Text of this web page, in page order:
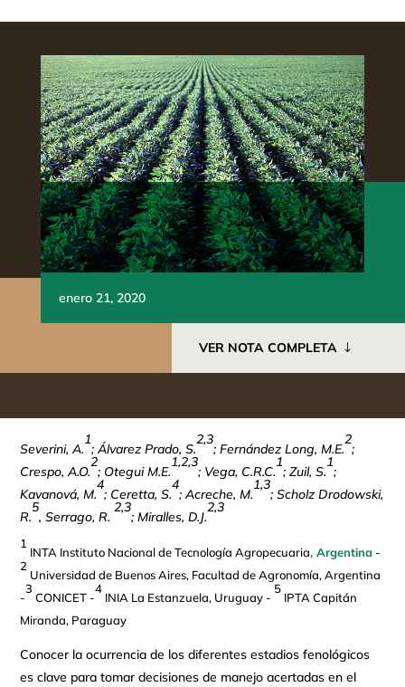
enero 21, 2020
VER NOTA COMPLETA
Severini, A.
1
; Álvarez Prado, S.
2,3
; Fernández Long, M.E.
2
;
Crespo, A.O.
2
; Otegui M.E.
1,2,3
; Vega, C.R.C.
1
; Zuil, S.
1
;
Kavanová, M.
4
; Ceretta, S.
4
; Acreche, M.
1,3
; Scholz Drodowski,
R.
5
, Serrago, R.
2,3
; Miralles, D.J.
2,3
1
INTA Instituto Nacional de Tecnología Agropecuaria, Argentina -
2
Universidad de Buenos Aires, Facultad de Agronomía, Argentina
-
3
CONICET -
4
INIA La Estanzuela, Uruguay -
5
IPTA Capitán
Miranda, Paraguay
Conocer la ocurrencia de los diferentes estadios fenológicos
es clave para tomar decisiones de manejo acertadas en el